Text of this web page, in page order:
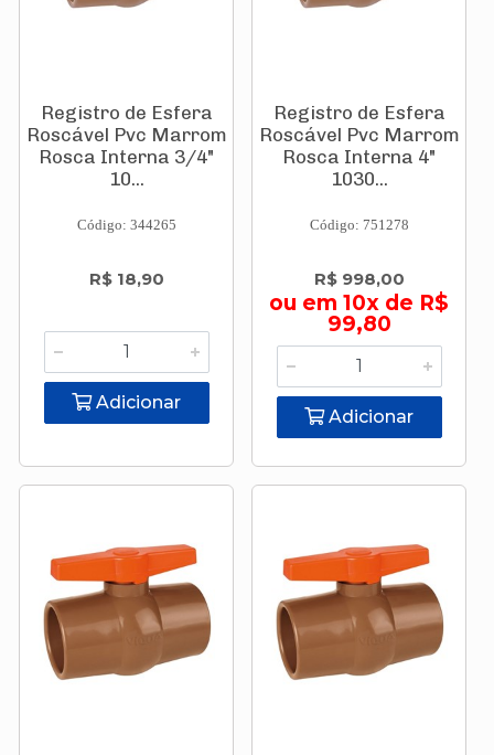
Registro de Esfera
Roscável Pvc Marrom
Rosca Interna 3/4"
10...
Código: 344265
R$ 18,90
Adicionar
Registro de Esfera
Roscável Pvc Marrom
Rosca Interna 4"
1030...
Código: 751278
R$ 998,00
ou em 10x de R$
99,80
Adicionar